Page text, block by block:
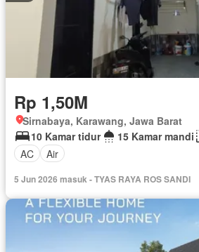
Rp 1,50M
Sirnabaya, Karawang, Jawa Barat
10 Kamar tidur
15 Kamar mandi
AC
Air
5 Jun 2026 masuk - TYAS RAYA ROS SANDI